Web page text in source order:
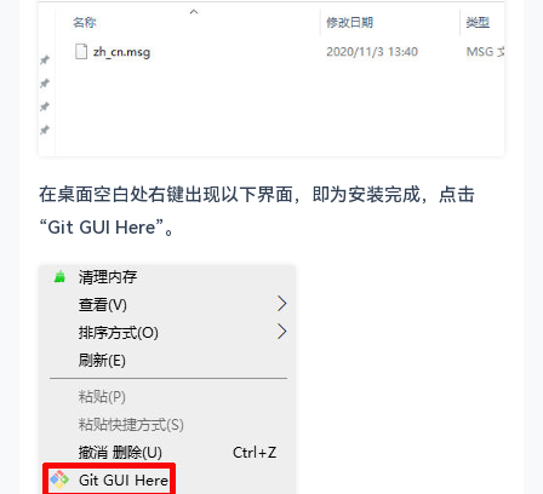
在桌面空白处右键出现以下界面，即为安装完成，点击
“Git GUI Here”。